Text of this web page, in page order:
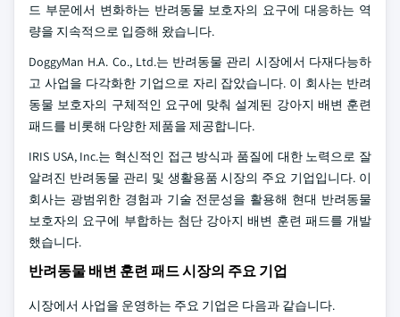
드 부문에서 변화하는 반려동물 보호자의 요구에 대응하는 역
량을 지속적으로 입증해 왔습니다.
DoggyMan H.A. Co., Ltd.는 반려동물 관리 시장에서 다재다능하
고 사업을 다각화한 기업으로 자리 잡았습니다. 이 회사는 반려
동물 보호자의 구체적인 요구에 맞춰 설계된 강아지 배변 훈련
패드를 비롯해 다양한 제품을 제공합니다.
IRIS USA, Inc.는 혁신적인 접근 방식과 품질에 대한 노력으로 잘
알려진 반려동물 관리 및 생활용품 시장의 주요 기업입니다. 이
회사는 광범위한 경험과 기술 전문성을 활용해 현대 반려동물
보호자의 요구에 부합하는 첨단 강아지 배변 훈련 패드를 개발
했습니다.
반려동물 배변 훈련 패드 시장의 주요 기업
시장에서 사업을 운영하는 주요 기업은 다음과 같습니다.